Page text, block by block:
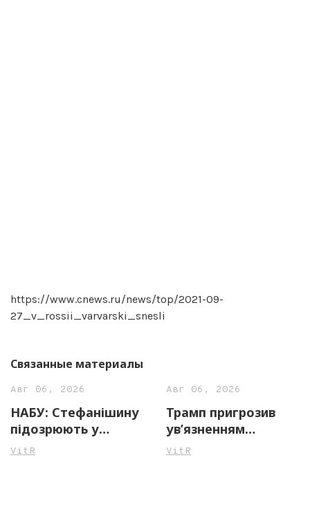
https://www.cnews.ru/news/top/2021-09-
27_v_rossii_varvarski_snesli
Связанные материалы
Авг 06, 2026
НАБУ: Стефанішину
підозрюють у
незаконному
VitR
Авг 06, 2026
Трамп пригрозив
ув’язненням
джерелам ЗМІ через
VitR